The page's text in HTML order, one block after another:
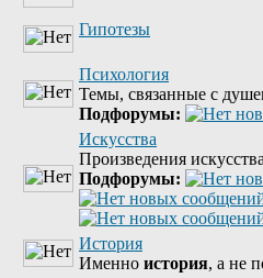
Гипотезы
Психология
Темы, связанные с
Подфорумы:
Искусства
Произведения
Подфорумы:
История
Именно история, а не